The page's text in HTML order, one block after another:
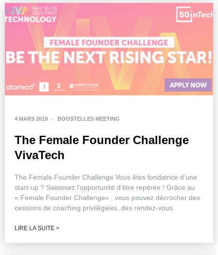
4 MARS 2019 - BOOSTELLES MEETING
The Female Founder Challenge
VivaTech
The Female Founder Challenge Vous êtes fondatrice d’une
start-up ? Saisissez l’opportunité d’être repérée ! Grâce au
« Female Founder Challenge« , vous pouvez décrocher des
cessions de coaching privilégiées, des rendez-vous
LIRE LA SUITE >